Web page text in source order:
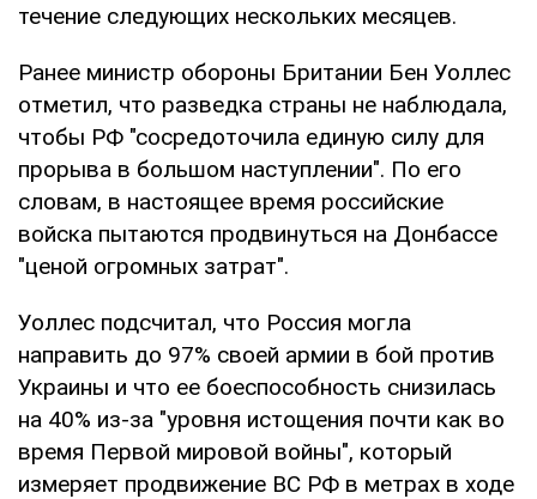
течение следующих нескольких месяцев.
Ранее министр обороны Британии Бен Уоллес
отметил, что разведка страны не наблюдала,
чтобы РФ "сосредоточила единую силу для
прорыва в большом наступлении". По его
словам, в настоящее время российские
войска пытаются продвинуться на Донбассе
"ценой огромных затрат".
Уоллес подсчитал, что Россия могла
направить до 97% своей армии в бой против
Украины и что ее боеспособность снизилась
на 40% из-за "уровня истощения почти как во
время Первой мировой войны", который
измеряет продвижение ВС РФ в метрах в ходе